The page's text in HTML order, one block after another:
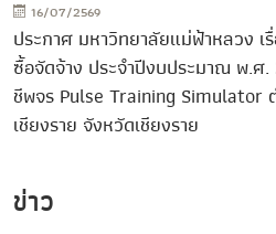
16/07/2569
ประกาศ มหาวิทยาลัยแม่ฟ้าหลวง
ซื้อจัดจ้าง ประจำปีงบประมาณ พ.ศ.
ชีพจร Pulse Training Simulator
เชียงราย จังหวัดเชียงราย
ข่าว